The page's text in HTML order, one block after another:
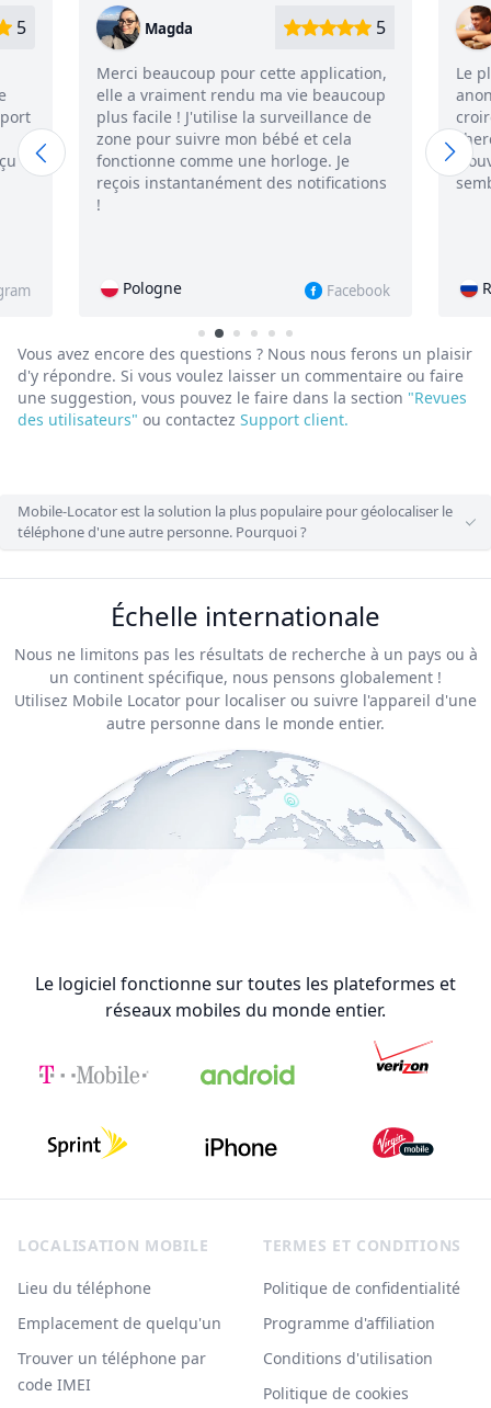
de
Je
Facebook
Yuri
Le plus important est qu'il est vraiment
anonyme, mais je n'arrivais pas à y
croire. Cela fait plusieurs mois que je
cherche secrètement à savoir où se
trouve ma chère petite amie, et elle ne
semble pas en avoir la moindre idée !
Russie Instagram
Vous avez encore des questions ? Nous nous ferons un plaisir
d'y répondre. Si vous voulez laisser un commentaire ou faire
une suggestion, vous pouvez le faire dans la section "Revues
des utilisateurs" ou contactez Support client.
Mobile-Locator est la solution la plus populaire pour géolocaliser le
téléphone d'une autre personne. Pourquoi ?
Échelle internationale
Nous ne limitons pas les résultats de recherche à un pays ou à
un continent spécifique, nous pensons globalement !
Utilisez Mobile Locator pour localiser ou suivre l'appareil d'une
autre personne dans le monde entier.
Le logiciel fonctionne sur toutes les plateformes et
réseaux mobiles du monde entier.
LOCALISATION MOBILE
Lieu du téléphone
Emplacement de quelqu'un
Trouver un téléphone par
code IMEI
TERMES ET CONDITIONS
Politique de confidentialité
Programme d'affiliation
Conditions d'utilisation
Politique de cookies